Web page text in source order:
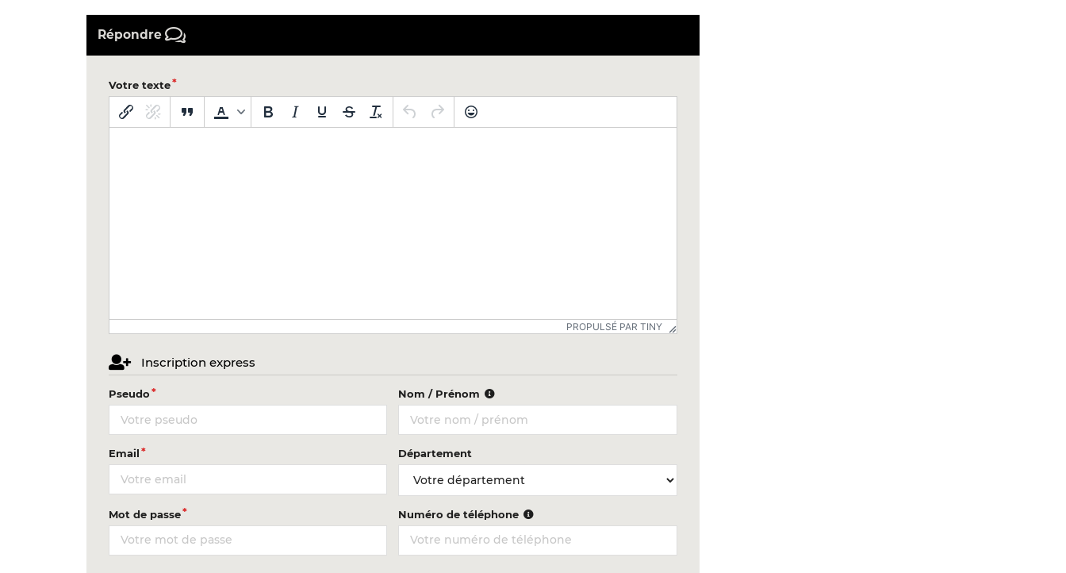
Répondre
Votre texte
PROPULSÉ PAR TINY
Inscription express
Pseudo Nom / Prénom
Email Département
Mot de passe Numéro de téléphone